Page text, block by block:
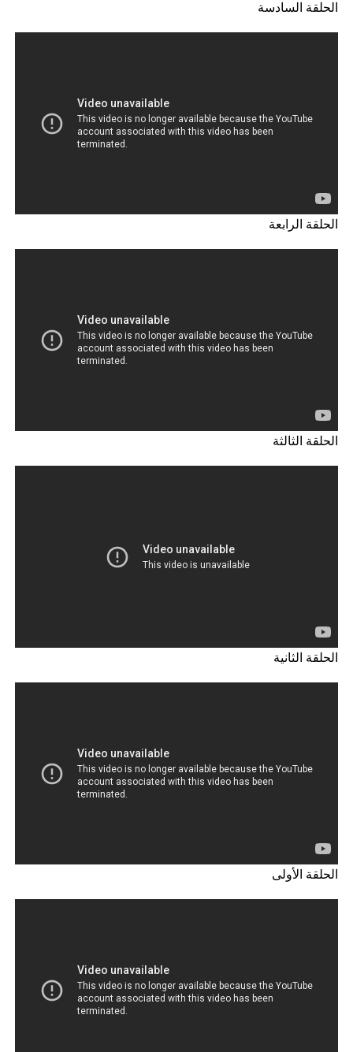
الحلقة السادسة
الحلقة الرابعة
الحلقة الثالثة
الحلقة الثانية
الحلقة الأولى